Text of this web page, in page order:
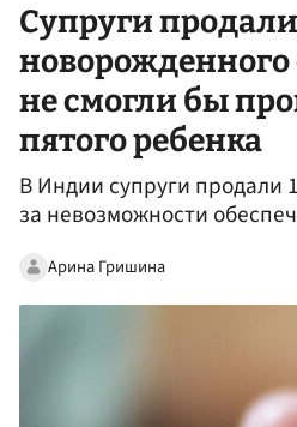
Супруги продали
новорожденного
не смогли бы
пятого ребенка
В Индии супруги продали
за невозможности
Арина Гришина